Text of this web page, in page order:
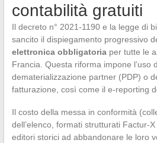
contabilità gratuiti
Il decreto n° 2021-1190 e la legge di
sancito il dispiegamento progressivo
elettronica obbligatoriaper tutte le
Francia. Questa riforma impone l’uso
dematerializzazione partner (PDP) o
fatturazione, così come il e-reporting
Il costo della messa in conformità
dell’elenco, formati strutturati Factur-
editori storici ad abbandonare le loro